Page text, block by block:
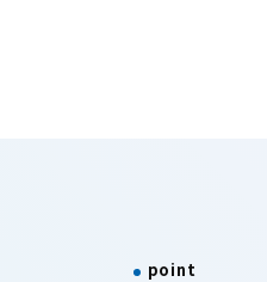
point